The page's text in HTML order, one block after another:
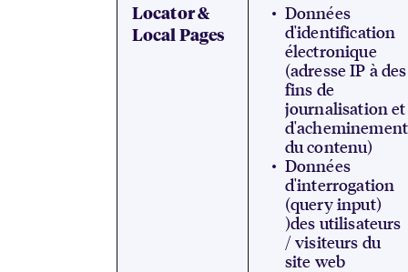
Locator &
Local Pages
Données
d'identification
électronique
(adresse IP à des
fins de
journalisation et
d'acheminement
du contenu)
Données
d'interrogation
(query input)
)des utilisateurs
/ visiteurs du
site web